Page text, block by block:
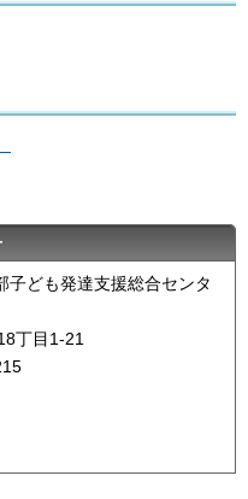
子ども発達支援総合センタ
丁目1-21